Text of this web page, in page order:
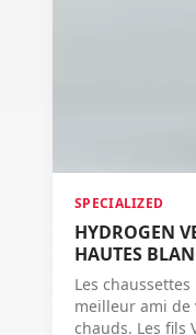
SPECIALIZED
HYDROGEN
HAUTES
Les
meilleur ami de
chauds. Les fils